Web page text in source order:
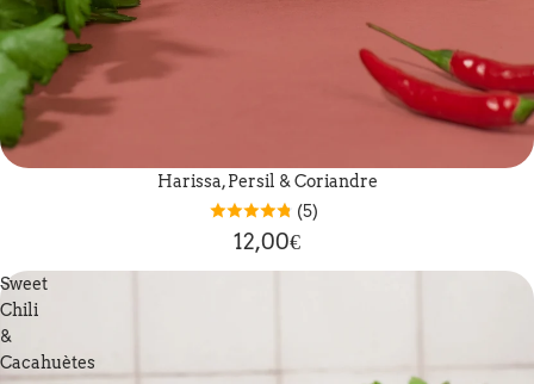
Harissa, Persil & Coriandre
(5)
12,00€
Sweet
Chili
&
Cacahuètes